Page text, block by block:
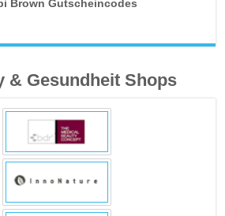
Brown Gutscheincodes
& Gesundheit Shops